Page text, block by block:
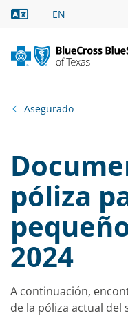
Asistencia
EN
Asegurado
póliza
2024
A continuación,
de la póliza actual del